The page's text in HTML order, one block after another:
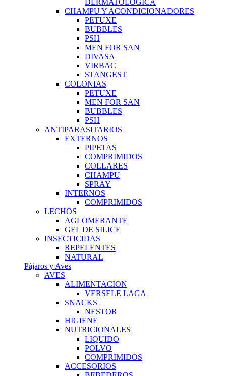
DERMATOLÓGICA
CHAMPU Y ACONDICIONADORES
PETUXE
BUBBLES
PSH
MEN FOR SAN
DIVASA
VIRBAC
STANGEST
COLONIAS
PETUXE
MEN FOR SAN
BUBBLES
PSH
ANTIPARASITARIOS
EXTERNOS
PIPETAS
COMPRIMIDOS
COLLARES
CHAMPU
SPRAY
INTERNOS
COMPRIMIDOS
LECHOS
AGLOMERANTE
GEL DE SILICE
INSECTICIDAS
REPELENTES
NATURAL
Pájaros y Aves
AVES
ALIMENTACION
VERSELE LAGA
SNACKS
NESTOR
HIGIENE
NUTRICIONALES
LIQUIDO
POLVO
COMPRIMIDOS
ACCESORIOS